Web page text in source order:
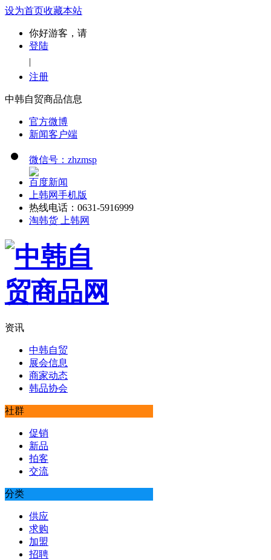
设为首页收藏本站
你好游客，请
登陆
|
注册
中韩自贸商品信息
官方微博
新闻客户端
微信号：zhzmsp
百度新闻
上韩网手机版
热线电话：0631-5916999
淘韩货 上韩网
资讯
中韩自贸
展会信息
商家动态
韩品协会
社群
促销
新品
拍客
交流
分类
供应
求购
加盟
招聘